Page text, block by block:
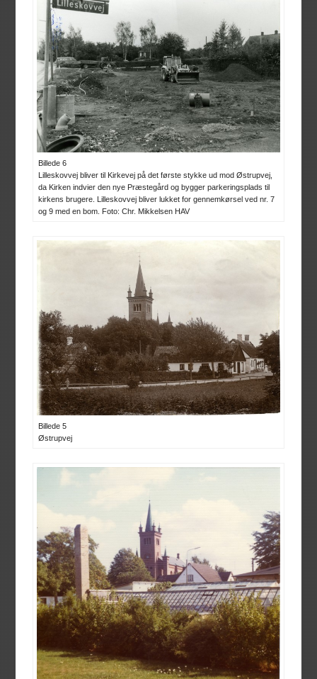
Billede 6
Lilleskovvej bliver til Kirkevej på det første stykke ud mod Østrupvej,
da Kirken indvier den nye Præstegård og bygger parkeringsplads til
kirkens brugere. Lilleskovvej bliver lukket for gennemkørsel ved nr. 7
og 9 med en bom. Foto: Chr. Mikkelsen HAV
Billede 5
Østrupvej